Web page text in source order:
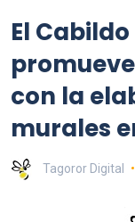
El
con la
murales
Tagoror Digital